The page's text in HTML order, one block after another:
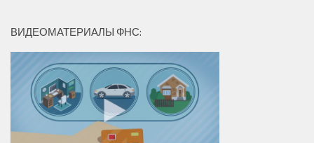
ВИДЕОМАТЕРИАЛЫ ФНС: